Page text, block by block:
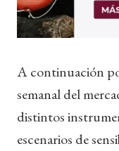
A continuación
semanal del
distintos
escenarios de